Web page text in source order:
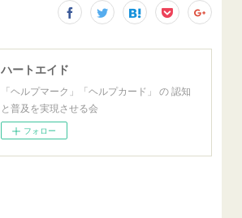
ハートエイド
「ヘルプマーク」「ヘルプカード」 の 認知
と普及を実現させる会
フォロー